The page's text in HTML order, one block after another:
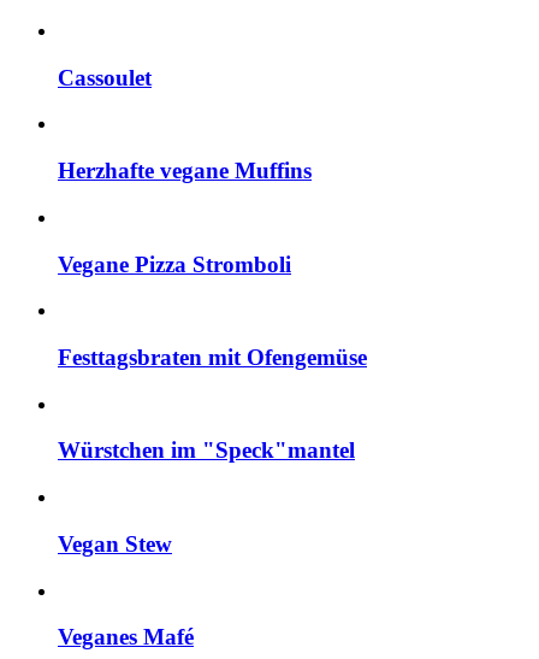
Cassoulet
Herzhafte vegane Muffins
Vegane Pizza Stromboli
Festtagsbraten mit Ofengemüse
Würstchen im "Speck"mantel
Vegan Stew
Veganes Mafé